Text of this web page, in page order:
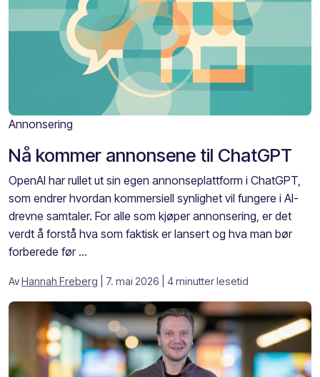
Annonsering
Nå kommer annonsene til ChatGPT
OpenAI har rullet ut sin egen annonseplattform i ChatGPT,
som endrer hvordan kommersiell synlighet vil fungere i AI-
drevne samtaler. For alle som kjøper annonsering, er det
verdt å forstå hva som faktisk er lansert og hva man bør
forberede før ...
AvHannah Freberg | 7. mai 2026 | 4 minutter lesetid